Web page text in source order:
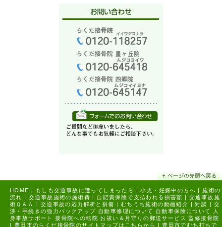
HOME | もしも交通事故に遭ってしまったら | 小児・妊娠中の方へ |
施術の
流れ | 交通事故施術の施術費 | 自賠責保険で支払われる損害額 | 交通事故施
術Ｑ＆Ａ
| 交通事故の応力解析と損傷 | むちうち施術の動画紹介 | 対談 | 交
渉・手続きの強力バックアップ 自動車修理について 自動車保険について
人
身事故サポート
接骨院への転院 お祓い＆月守りの郵送サービス
監修接骨院
|
豊田市のらくだ接骨院のサイトマップはこちらから | 豊田市でむち打ちで